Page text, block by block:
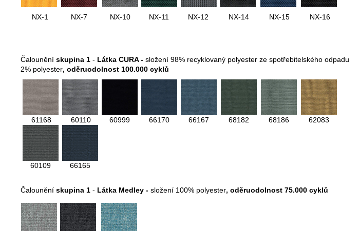
NX-1 NX-7 NX-10 NX-11 NX-12 NX-14 NX-15 NX-16
Čalounění skupina 1 - Látka CURA - složení 98% recyklovaný polyester ze spotřebitelského odpadu
2% polyester, oděruodolnost 100.000 cyklů
61168 60110 60999 66170 66167 68182 68186 62083
60109 66165
Čalounění skupina 1 - Látka Medley - složení 100% polyester, oděruodolnost 75.000 cyklů